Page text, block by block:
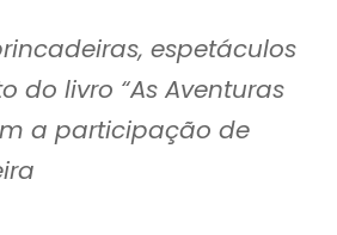
espetáculos
do livro “As Aventuras
a participação de